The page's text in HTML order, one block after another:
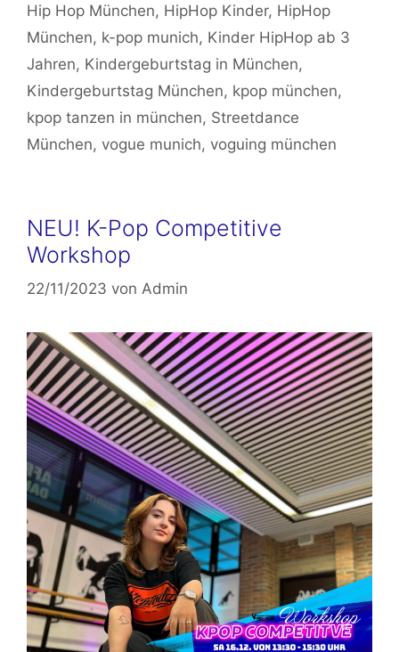
Hip Hop München, HipHop Kinder, HipHop
München, k-pop munich, Kinder HipHop ab 3
Jahren, Kindergeburtstag in München,
Kindergeburtstag München, kpop münchen,
kpop tanzen in münchen, Streetdance
München, vogue munich, voguing münchen
NEU! K-Pop Competitive
Workshop
22/11/2023 von Admin